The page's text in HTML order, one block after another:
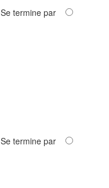
Se termine par
Se termine par